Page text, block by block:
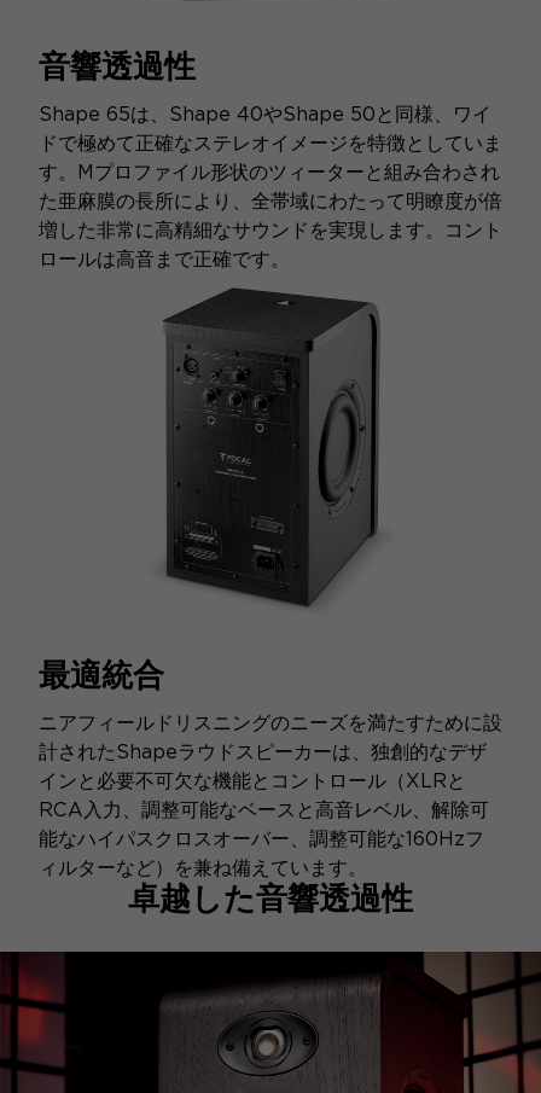
音響透過性
Shape 65は、Shape 40やShape 50と同様、ワイ
ドで極めて正確なステレオイメージを特徴としていま
す。Mプロファイル形状のツィーターと組み合わされ
た亜麻膜の長所により、全帯域にわたって明瞭度が倍
増した非常に高精細なサウンドを実現します。コント
ロールは高音まで正確です。
最適統合
ニアフィールドリスニングのニーズを満たすために設
計されたShapeラウドスピーカーは、独創的なデザ
インと必要不可欠な機能とコントロール（XLRと
RCA入力、調整可能なベースと高音レベル、解除可
能なハイパスクロスオーバー、調整可能な160Hzフ
ィルターなど）を兼ね備えています。
卓越した音響透過性